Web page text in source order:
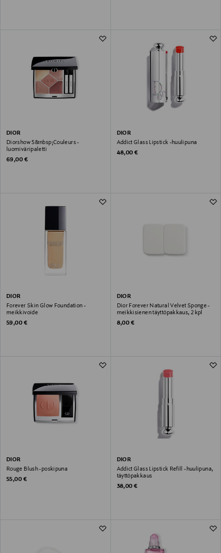
DIOR
Diorshow 5&nbsp;Couleurs -
luomiväripaletti
Original Price
69,00 €
DIOR
Addict Glass Lipstick -huulipuna
Original Price
48,00 €
DIOR
Forever Skin Glow Foundation -
meikkivoide
Original Price
59,00 €
DIOR
Dior Forever Natural Velvet Sponge -
meikkisienen täyttöpakkaus, 2 kpl
Original Price
8,00 €
DIOR
Rouge Blush -poskipuna
Original Price
55,00 €
DIOR
Addict Glass Lipstick Refill -huulipuna,
täyttöpakkaus
Original Price
38,00 €